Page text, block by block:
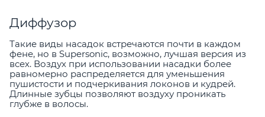
Диффузор
Такие виды насадок встречаются почти в каждом
фене, но в Supersonic, возможно, лучшая версия из
всех. Воздух при использовании насадки более
равномерно распределяется для уменьшения
пушистости и подчеркивания локонов и кудрей.
Длинные зубцы позволяют воздуху проникать
глубже в волосы.